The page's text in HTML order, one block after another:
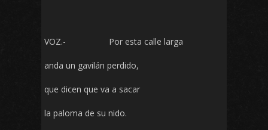
VOZ.- Por esta calle larga
anda un gavilán perdido,
que dicen que va a sacar
la paloma de su nido.